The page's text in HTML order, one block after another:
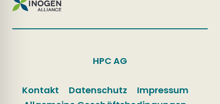
HPC AG
Kontakt Datenschutz
Impressum